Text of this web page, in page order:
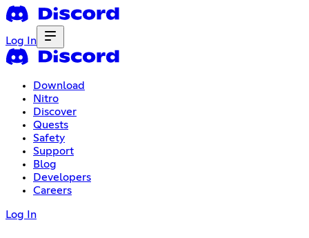
Log In
Download
Nitro
Discover
Quests
Safety
Support
Blog
Developers
Careers
Log In